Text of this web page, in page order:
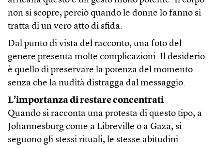
non si scopre, perciò quando le donne lo fanno si
tratta di un vero atto di sfida.
Dal punto di vista del racconto, una foto del
genere presenta molte complicazioni. Il desiderio
è quello di preservare la potenza del momento
senza che la nudità distragga dal messaggio.
L’importanza di restare concentrati
Quando si racconta una protesta di questo tipo, a
Johannesburg come a Libreville o a Gaza, si
seguono gli stessi rituali, le stesse abitudini.